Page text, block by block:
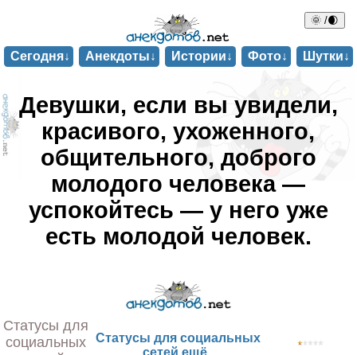
🌞 /🌒
Сегодня↓ Анекдоты↓ Истории↓ Фото↓ Шутки↓
Девушки, если вы увидели,
красивого, ухоженного,
общительного, доброго
молодого человека —
успокойтесь — у него уже
есть молодой человек.
Статусы для
социальных
Статусы для социальных